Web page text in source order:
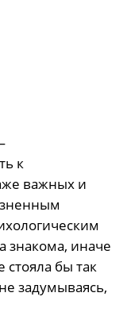
к
важных и
знакома, иначе
бы так
задумываясь,